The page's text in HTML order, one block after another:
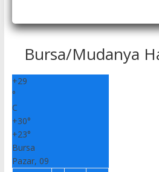
Bursa/Mudanya
+29
°
C
+30°
+23°
Bursa
Pazar, 09